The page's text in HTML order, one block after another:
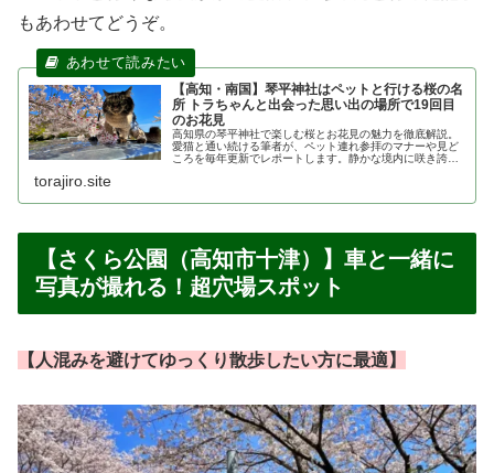
もあわせてどうぞ。
【高知・南国】琴平神社はペットと行ける桜の名
所 トラちゃんと出会った思い出の場所で19回目
のお花見
高知県の琴平神社で楽しむ桜とお花見の魅力を徹底解説。
愛猫と通い続ける筆者が、ペット連れ参拝のマナーや見ど
ころを毎年更新でレポートします。静かな境内に咲き誇る
torajiro.site
【さくら公園（高知市十津）】車と一緒に
写真が撮れる！超穴場スポット
【 人混みを避けてゆっくり散歩したい方に最適】